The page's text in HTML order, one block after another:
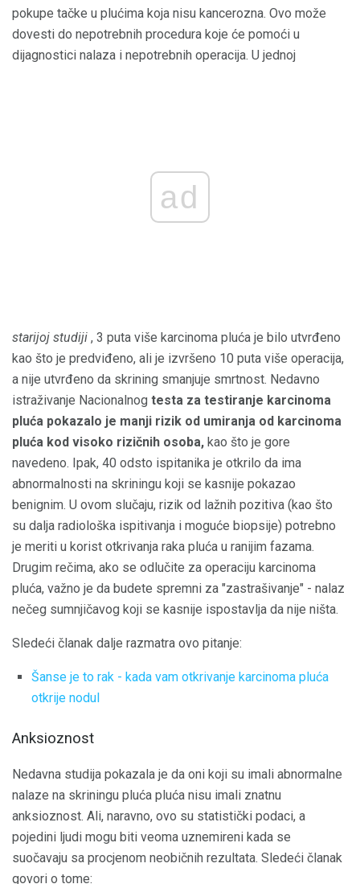
pokupe tačke u plućima koja nisu kancerozna. Ovo može
dovesti do nepotrebnih procedura koje će pomoći u
dijagnostici nalaza i nepotrebnih operacija. U jednoj
ad
starijoj studiji , 3 puta više karcinoma pluća je bilo utvrđeno
kao što je predviđeno, ali je izvršeno 10 puta više operacija,
a nije utvrđeno da skrining smanjuje smrtnost. Nedavno
istraživanje Nacionalnog testa za testiranje karcinoma
pluća pokazalo je manji rizik od umiranja od karcinoma
pluća kod visoko rizičnih osoba, kao što je gore
navedeno. Ipak, 40 odsto ispitanika je otkrilo da ima
abnormalnosti na skriningu koji se kasnije pokazao
benignim. U ovom slučaju, rizik od lažnih pozitiva (kao što
su dalja radiološka ispitivanja i moguće biopsije) potrebno
je meriti u korist otkrivanja raka pluća u ranijim fazama.
Drugim rečima, ako se odlučite za operaciju karcinoma
pluća, važno je da budete spremni za "zastrašivanje" - nalaz
nečeg sumnjičavog koji se kasnije ispostavlja da nije ništa.
Sledeći članak dalje razmatra ovo pitanje:
Šanse je to rak - kada vam otkrivanje karcinoma pluća
otkrije nodul
Anksioznost
Nedavna studija pokazala je da oni koji su imali abnormalne
nalaze na skriningu pluća pluća nisu imali znatnu
anksioznost. Ali, naravno, ovo su statistički podaci, a
pojedini ljudi mogu biti veoma uznemireni kada se
suočavaju sa procjenom neobičnih rezultata. Sledeći članak
govori o tome: